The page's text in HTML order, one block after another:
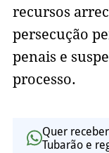
recursos
persecução
penais e
processo.
Quer
Tubarão e